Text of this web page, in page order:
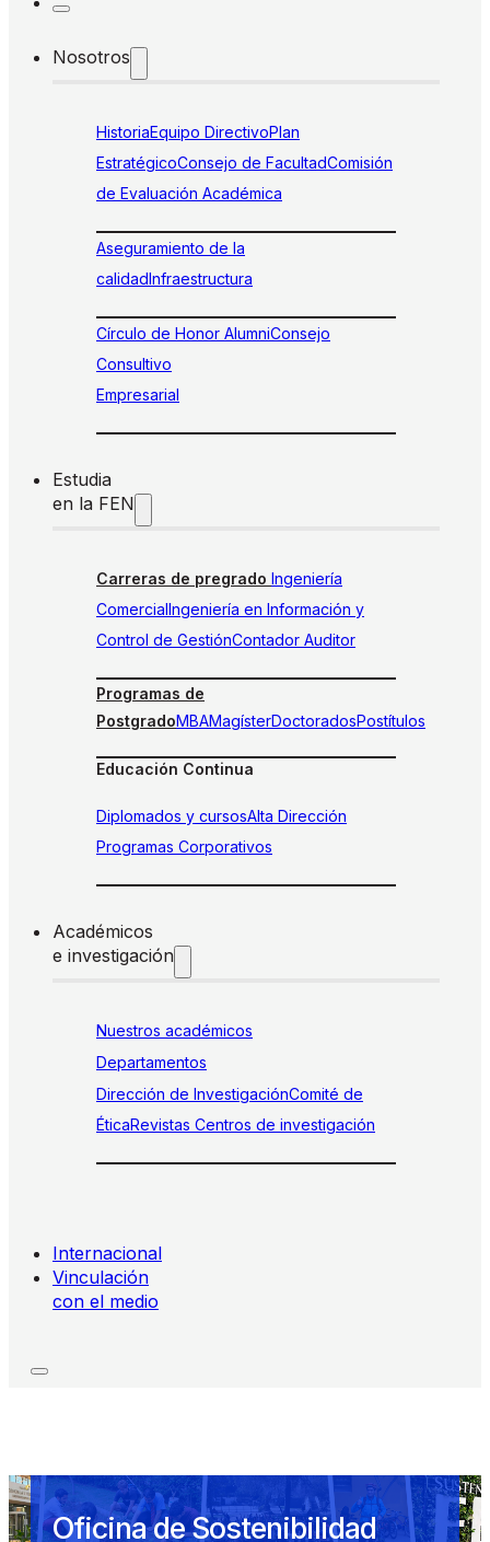
Nosotros
HistoriaEquipo DirectivoPlan
EstratégicoConsejo de FacultadComisión
de Evaluación Académica
Aseguramiento de la
calidadInfraestructura
Círculo de Honor AlumniConsejo
Consultivo
Empresarial
Estudia
en la FEN
Carreras de pregrado Ingeniería
ComercialIngeniería en Información y
Control de GestiónContador Auditor
Programas de
PostgradoMBAMagísterDoctoradosPostítulos
Educación Continua
Diplomados y cursosAlta Dirección
Programas Corporativos
Académicos
e investigación
Nuestros académicos
Departamentos
Dirección de InvestigaciónComité de
ÉticaRevistas Centros de investigación
Internacional
Vinculación
con el medio
Oficina de Sostenibilidad